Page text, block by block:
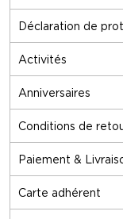
Déclaration de
Activités
Anniversaires
Conditions de
Paiement &
Carte adhérent